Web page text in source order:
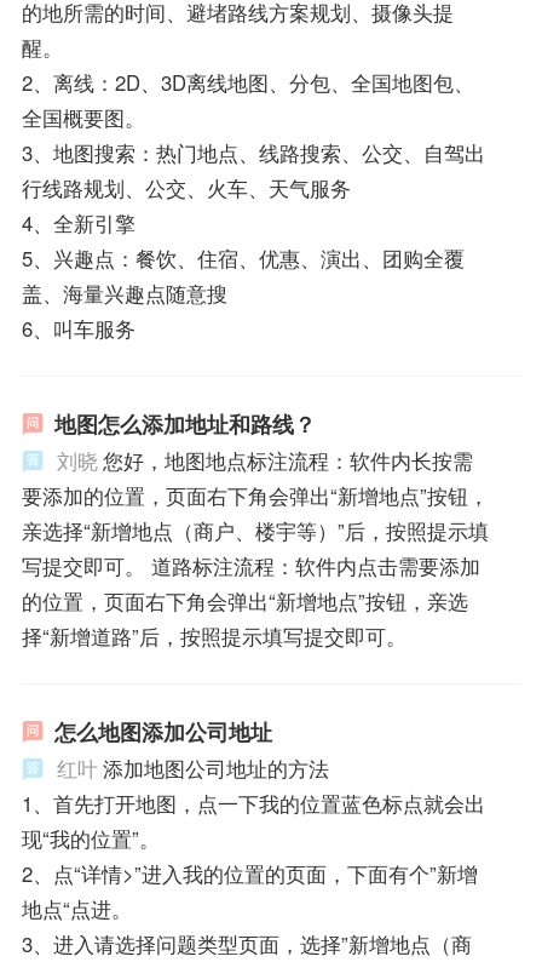
的地所需的时间、避堵路线方案规划、摄像头提
醒。
2、离线：2D、3D离线地图、分包、全国地图包、
全国概要图。
3、地图搜索：热门地点、线路搜索、公交、自驾出
行线路规划、公交、火车、天气服务
4、全新引擎
5、兴趣点：餐饮、住宿、优惠、演出、团购全覆
盖、海量兴趣点随意搜
6、叫车服务
地图怎么添加地址和路线？
刘晓您好，地图地点标注流程：软件内长按需
要添加的位置，页面右下角会弹出“新增地点”按钮，
亲选择“新增地点（商户、楼宇等）”后，按照提示填
写提交即可。 道路标注流程：软件内点击需要添加
的位置，页面右下角会弹出“新增地点”按钮，亲选
择“新增道路”后，按照提示填写提交即可。
怎么地图添加公司地址
红叶添加地图公司地址的方法
1、首先打开地图，点一下我的位置蓝色标点就会出
现“我的位置”。
2、点“详情>”进入我的位置的页面，下面有个”新增
地点“点进。
3、进入请选择问题类型页面，选择”新增地点（商